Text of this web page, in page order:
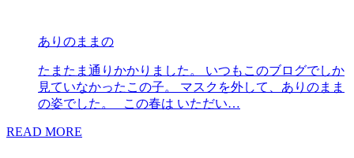
ありのままの
たまたま通りかかりました。 いつもこのブログでしか
見ていなかったこの子。 マスクを外して、ありのまま
の姿でした。 この春は いただい…
READ MORE